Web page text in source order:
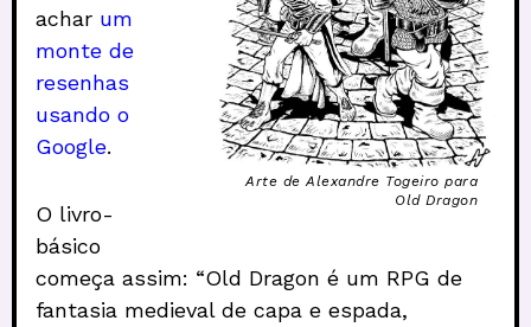
Arte de Alexandre Togeiro para
Old Dragon
achar um
monte de
resenhas
usando o
Google.
O livro-
básico
começa assim: “Old Dragon é um RPG de
fantasia medieval de capa e espada,